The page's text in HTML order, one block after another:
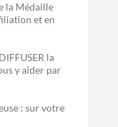
la Médaille
et en
la
y aider par
: sur votre